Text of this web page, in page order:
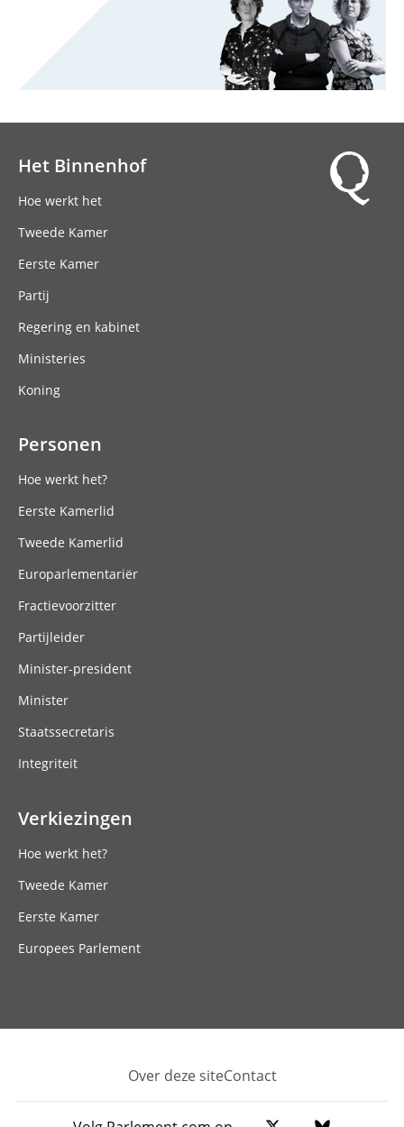
Het Binnenhof
Hoe werkt het
Tweede Kamer
Eerste Kamer
Partij
Regering en kabinet
Ministeries
Koning
Personen
Hoe werkt het?
Eerste Kamerlid
Tweede Kamerlid
Europarlementariër
Fractievoorzitter
Partijleider
Minister-president
Minister
Staatssecretaris
Integriteit
Verkiezingen
Hoe werkt het?
Tweede Kamer
Eerste Kamer
Europees Parlement
Footer
Over deze siteContact